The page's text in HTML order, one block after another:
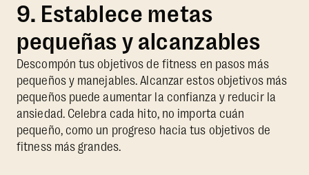
9. Establece metas
pequeñas y alcanzables
Descompón tus objetivos de fitness en pasos más
pequeños y manejables. Alcanzar estos objetivos más
pequeños puede aumentar la confianza y reducir la
ansiedad. Celebra cada hito, no importa cuán
pequeño, como un progreso hacia tus objetivos de
fitness más grandes.